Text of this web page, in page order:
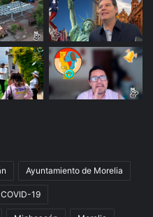
Ayuntamiento de Morelia
COVID-19